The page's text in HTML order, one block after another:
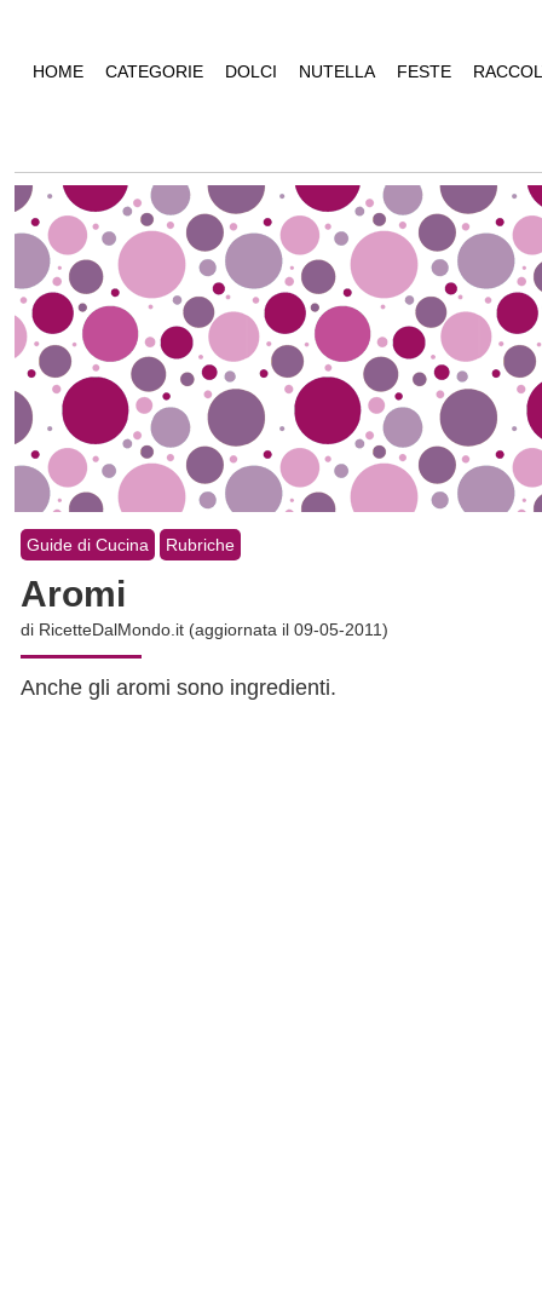
HOME CATEGORIE DOLCI NUTELLA FESTE
Guide di Cucina Rubriche
Aromi
di RicetteDalMondo.it (aggiornata il 09-05-2011)
Anche gli aromi sono ingredienti.